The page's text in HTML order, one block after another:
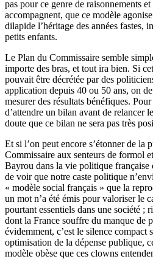
pas pour ce genre de raisonnements
accompagnent, que ce modèle
dilapide l’héritage des années fastes,
petits enfants.
Le Plan du Commissaire semble
importe des bras, et tout ira bien. Si
pouvait être décrétée par des
application depuis 40 ou 50 ans, on
mesurer des résultats bénéfiques.
d’attendre un bilan avant de relancer
doute que ce bilan ne sera pas très
Et si l’on peut encore s’étonner de la
Commissaire aux senteurs de formol
Bayrou dans la vie politique française
de voir que notre caste politique
« modèle social français » que la
un mot n’a été émis pour valoriser le
pourtant essentiels dans une société ;
dont la France souffre du manque de
évidemment, c’est le silence compact
optimisation de la dépense publique,
modèle obèse que ces clowns